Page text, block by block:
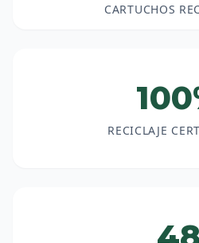
CARTUCHOS
RECICLAJE